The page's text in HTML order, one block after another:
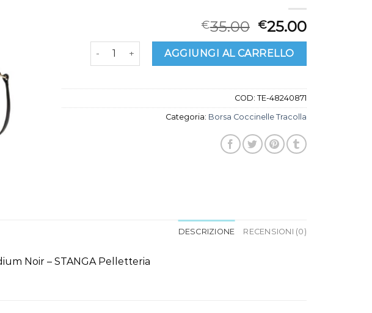
€35.00 €25.00
borsa coccinelle tracolla quantità
AGGIUNGI AL CARRELLO
COD: TE-48240871
Categoria: Borsa Coccinelle Tracolla
DESCRIZIONE RECENSIONI (0)
Noir – STANGA Pelletteria